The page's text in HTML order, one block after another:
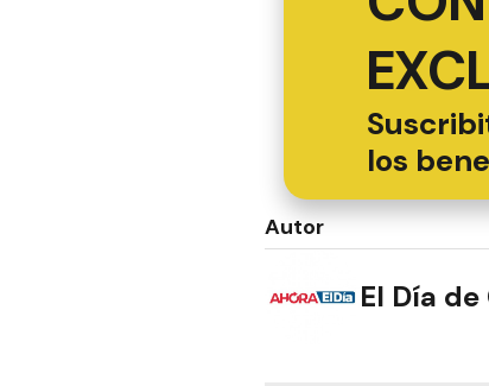
los
Autor
El Día